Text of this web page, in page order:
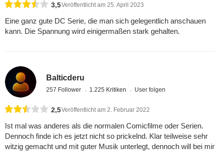
3,5Veröffentlicht am 25. April 2023
Eine ganz gute DC Serie, die man sich gelegentlich anschauen
kann. Die Spannung wird einigermaßen stark gehalten.
Balticderu
257 Follower 1.225 Kritiken User folgen
2,5Veröffentlicht am 2. Februar 2022
Ist mal was anderes als die normalen Comicfilme oder Serien.
Dennoch finde ich es jetzt nicht so prickelnd. Klar teilweise sehr
witzig gemacht und mit guter Musik unterlegt, dennoch will bei mir